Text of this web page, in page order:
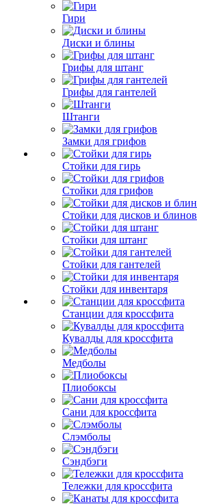
Гири
Диски и блины
Грифы для штанг
Грифы для гантелей
Штанги
Замки для грифов
Стойки для гирь
Стойки для грифов
Стойки для дисков и блинов
Стойки для штанг
Стойки для гантелей
Стойки для инвентаря
Станции для кроссфита
Кувалды для кроссфита
Медболы
Плиобоксы
Сани для кроссфита
Слэмболы
Сэндбэги
Тележки для кроссфита